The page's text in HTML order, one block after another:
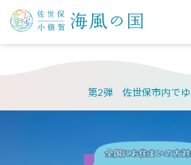
第2弾 佐世保市内でゆ